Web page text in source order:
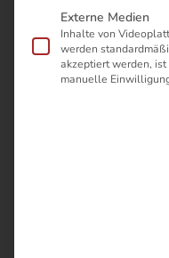
Externe Medien
Inhalte von
werden
akzeptiert werden,
manuelle